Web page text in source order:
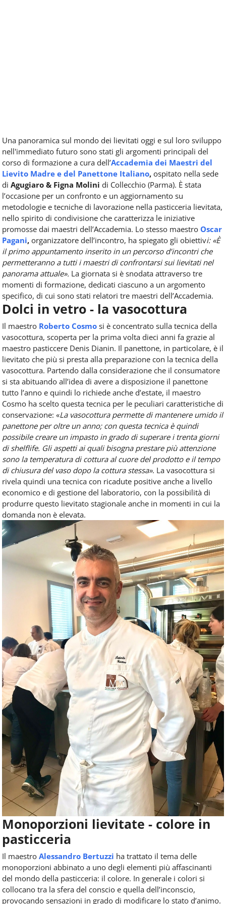
Una panoramica sul mondo dei lievitati oggi e sul loro sviluppo
nell'immediato futuro sono stati gli argomenti principali del
corso di formazione a cura dell’Accademia dei Maestri del
Lievito Madre e del Panettone Italiano, ospitato nella sede
di Agugiaro & Figna Molini di Collecchio (Parma). È stata
l’occasione per un confronto e un aggiornamento su
metodologie e tecniche di lavorazione nella pasticceria lievitata,
nello spirito di condivisione che caratterizza le iniziative
promosse dai maestri dell’Accademia. Lo stesso maestro Oscar
Pagani, organizzatore dell’incontro, ha spiegato gli obiettivi: «È
il primo appuntamento inserito in un percorso d’incontri che
permetteranno a tutti i maestri di confrontarsi sui lievitati nel
panorama attuale». La giornata si è snodata attraverso tre
momenti di formazione, dedicati ciascuno a un argomento
specifico, di cui sono stati relatori tre maestri dell’Accademia.
Dolci in vetro - la vasocottura
Il maestro Roberto Cosmo si è concentrato sulla tecnica della
vasocottura, scoperta per la prima volta dieci anni fa grazie al
maestro pasticcere Denis Dianin. Il panettone, in particolare, è il
lievitato che più si presta alla preparazione con la tecnica della
vasocottura. Partendo dalla considerazione che il consumatore
si sta abituando all’idea di avere a disposizione il panettone
tutto l’anno e quindi lo richiede anche d’estate, il maestro
Cosmo ha scelto questa tecnica per le peculiari caratteristiche di
conservazione: «La vasocottura permette di mantenere umido il
panettone per oltre un anno; con questa tecnica è quindi
possibile creare un impasto in grado di superare i trenta giorni
di shelflife. Gli aspetti ai quali bisogna prestare più attenzione
sono la temperatura di cottura al cuore del prodotto e il tempo
di chiusura del vaso dopo la cottura stessa». La vasocottura si
rivela quindi una tecnica con ricadute positive anche a livello
economico e di gestione del laboratorio, con la possibilità di
produrre questo lievitato stagionale anche in momenti in cui la
domanda non è elevata.
Monoporzioni lievitate - colore in
pasticceria
Il maestro Alessandro Bertuzzi ha trattato il tema delle
monoporzioni abbinato a uno degli elementi più affascinanti
del mondo della pasticceria: il colore. In generale i colori si
collocano tra la sfera del conscio e quella dell’inconscio,
provocando sensazioni in grado di modificare lo stato d’animo.